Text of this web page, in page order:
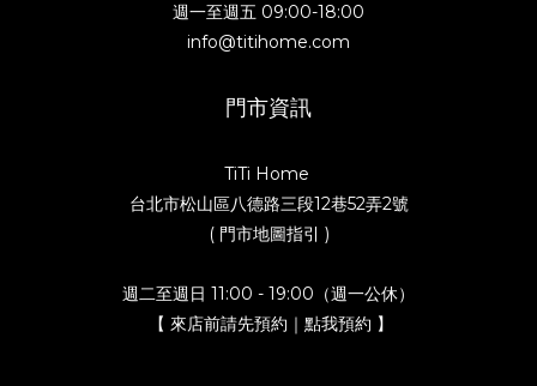
週一至週五 09:00-18:00
info@titihome.com
門市資訊
TiTi Home
台北市松山區八德路三段12巷52弄2號
( 門市地圖指引 )
週二至週日 11:00 - 19:00（週一公休）
【 來店前請先預約｜點我預約 】